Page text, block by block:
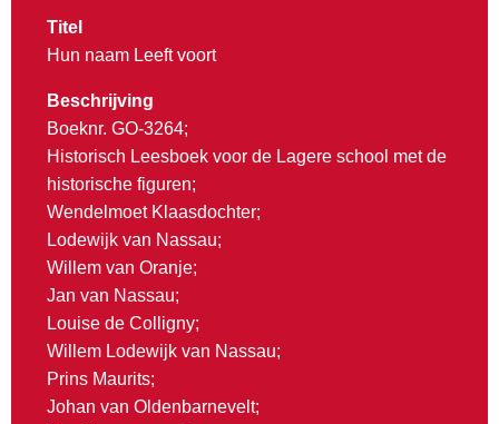
Titel
Hun naam Leeft voort
Beschrijving
Boeknr. GO-3264;
Historisch Leesboek voor de Lagere school met de
historische figuren;
Wendelmoet Klaasdochter;
Lodewijk van Nassau;
Willem van Oranje;
Jan van Nassau;
Louise de Colligny;
Willem Lodewijk van Nassau;
Prins Maurits;
Johan van Oldenbarnevelt;